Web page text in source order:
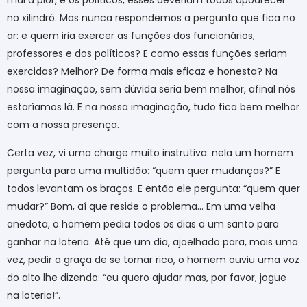
no xilindró. Mas nunca respondemos a pergunta que fica no
ar: e quem iria exercer as funções dos funcionários,
professores e dos políticos? E como essas funções seriam
exercidas? Melhor? De forma mais eficaz e honesta? Na
nossa imaginação, sem dúvida seria bem melhor, afinal nós
estaríamos lá. E na nossa imaginação, tudo fica bem melhor
com a nossa presença.
Certa vez, vi uma charge muito instrutiva: nela um homem
pergunta para uma multidão: “quem quer mudanças?” E
todos levantam os braços. E então ele pergunta: “quem quer
mudar?” Bom, aí que reside o problema… Em uma velha
anedota, o homem pedia todos os dias a um santo para
ganhar na loteria. Até que um dia, ajoelhado para, mais uma
vez, pedir a graça de se tornar rico, o homem ouviu uma voz
do alto lhe dizendo: “eu quero ajudar mas, por favor, jogue
na loteria!”.